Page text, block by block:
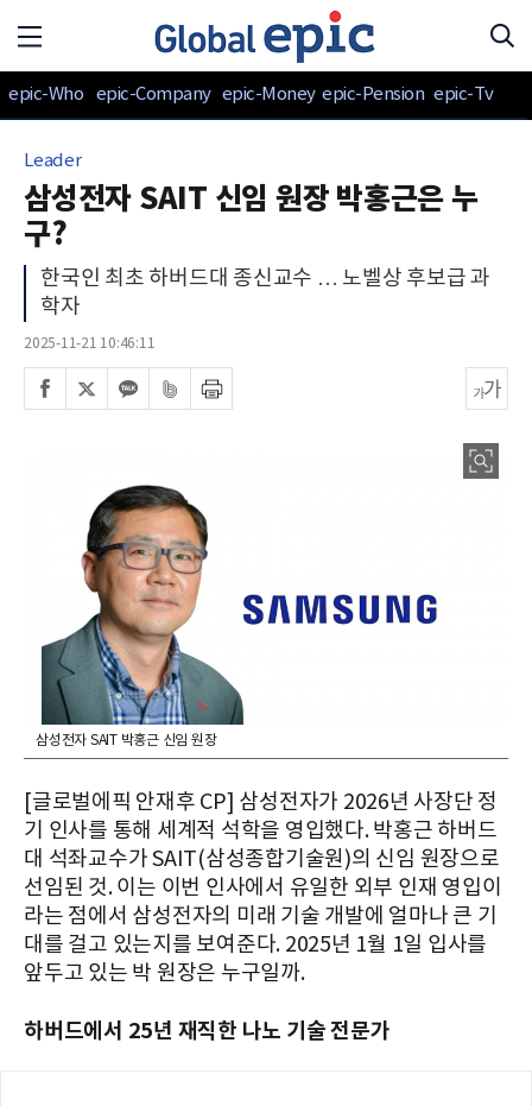
epic-Who epic-Company epic-Money epic-Pension epic-Tv
Leader
삼성전자 SAIT 신임 원장 박홍근은 누
구?
한국인 최초 하버드대 종신교수 … 노벨상 후보급 과
학자
2025-11-21 10:46:11
삼성전자 SAIT 박홍근 신임 원장
[글로벌에픽 안재후 CP] 삼성전자가 2026년 사장단 정
기 인사를 통해 세계적 석학을 영입했다. 박홍근 하버드
대 석좌교수가 SAIT(삼성종합기술원)의 신임 원장으로
선임된 것. 이는 이번 인사에서 유일한 외부 인재 영입이
라는 점에서 삼성전자의 미래 기술 개발에 얼마나 큰 기
대를 걸고 있는지를 보여준다. 2025년 1월 1일 입사를
앞두고 있는 박 원장은 누구일까.
하버드에서 25년 재직한 나노 기술 전문가